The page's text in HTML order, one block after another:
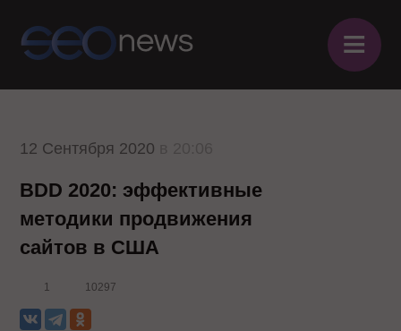
≡
12 Сентября 2020
BDD 2020: эффективные
методики продвижения
сайтов в США
1 10297